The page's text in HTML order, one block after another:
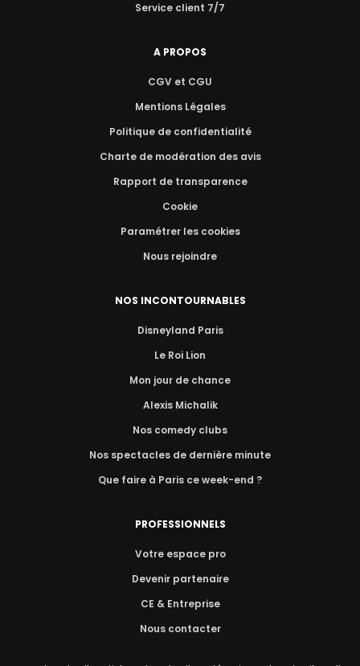
Service client 7/7
A PROPOS
CGV et CGU
Mentions Légales
Politique de confidentialité
Charte de modération des avis
Rapport de transparence
Cookie
Paramétrer les cookies
Nous rejoindre
NOS INCONTOURNABLES
Disneyland Paris
Le Roi Lion
Mon jour de chance
Alexis Michalik
Nos comedy clubs
Nos spectacles de dernière minute
Que faire à Paris ce week-end ?
PROFESSIONNELS
Votre espace pro
Devenir partenaire
CE & Entreprise
Nous contacter